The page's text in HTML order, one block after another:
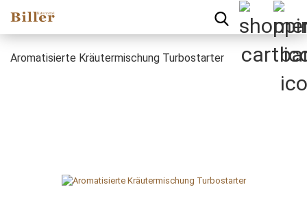
Aromatisierte Kräutermischung Turbostarter